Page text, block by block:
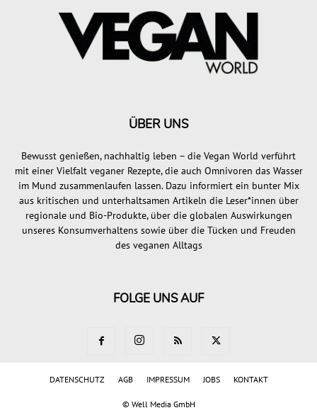
ÜBER UNS
Bewusst genießen, nachhaltig leben – die Vegan World verführt
mit einer Vielfalt veganer Rezepte, die auch Omnivoren das Wasser
im Mund zusammenlaufen lassen. Dazu informiert ein bunter Mix
aus kritischen und unterhaltsamen Artikeln die Leser*innen über
regionale und Bio-Produkte, über die globalen Auswirkungen
unseres Konsumverhaltens sowie über die Tücken und Freuden
des veganen Alltags
FOLGE UNS AUF
DATENSCHUTZ AGB IMPRESSUM JOBS KONTAKT
© Well Media GmbH